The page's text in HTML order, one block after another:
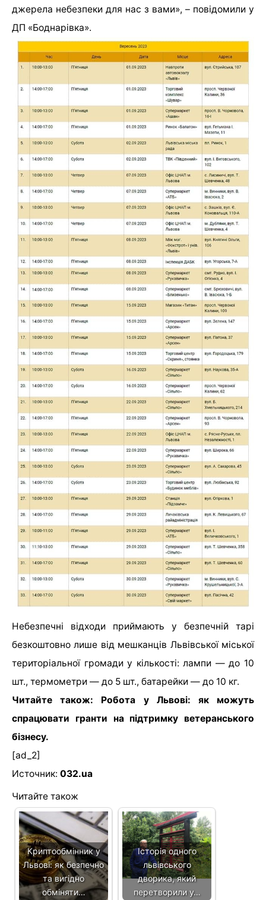
джерела небезпеки для нас з вами», – повідомили у
ДП «Боднарівка».
Небезпечні відходи приймають у безпечній тарі
безкоштовно лише від мешканців Львівської міської
територіальної громади у кількості: лампи — до 10
шт., термометри — до 5 шт., батарейки — до 10 кг.
Читайте також: Робота у Львові: як можуть
спрацювати гранти на підтримку ветеранського
бізнесу.
[ad_2]
Источник: 032.ua
Читайте також
Криптообмінник у
Львові: як безпечно
та вигідно
обміняти…
Історія одного
львівського
дворика, який
перетворили у…